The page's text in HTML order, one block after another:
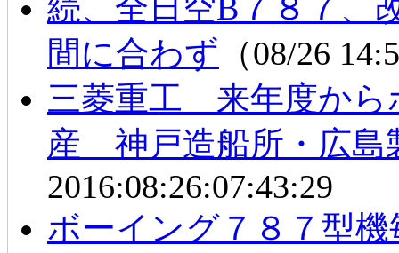
続、全日空B７８７
間に合わず （08/26
三菱重工 来年度から
産 神戸造船所・広
2016:08:26:07:43:29
ボーイング７８７型